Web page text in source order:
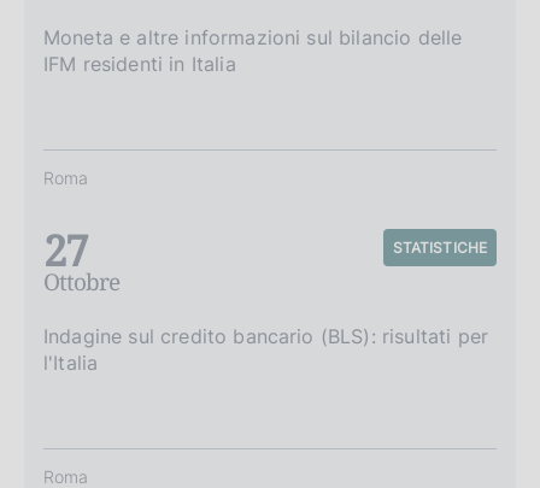
Moneta e altre informazioni sul bilancio delle
IFM residenti in Italia
Roma
27
Ottobre
STATISTICHE
Indagine sul credito bancario (BLS): risultati per
l'Italia
Roma